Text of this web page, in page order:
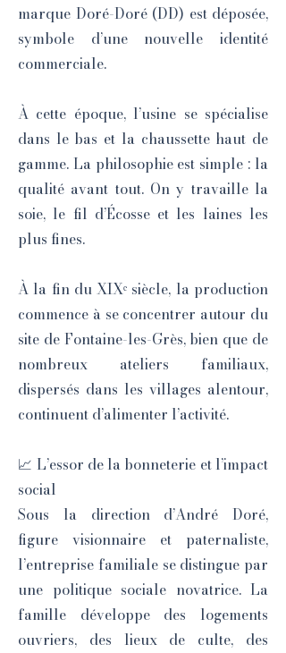
marque Doré-Doré (DD) est déposée,
symbole d’une nouvelle identité
commerciale.
À cette époque, l’usine se spécialise
dans le bas et la chaussette haut de
gamme. La philosophie est simple : la
qualité avant tout. On y travaille la
soie, le fil d’Écosse et les laines les
plus fines.
À la fin du XIXᵉ siècle, la production
commence à se concentrer autour du
site de Fontaine-les-Grès, bien que de
nombreux ateliers familiaux,
dispersés dans les villages alentour,
continuent d’alimenter l’activité.
📈 L’essor de la bonneterie et l’impact
social
Sous la direction d’André Doré,
figure visionnaire et paternaliste,
l’entreprise familiale se distingue par
une politique sociale novatrice. La
famille développe des logements
ouvriers, des lieux de culte, des